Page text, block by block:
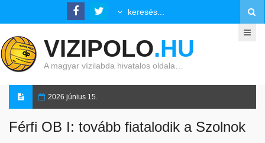
VIZIPOLO.HU
A magyar vízilabda hivatalos oldala…
2026 június 15.
Férfi OB I: tovább fiatalodik a Szolnok